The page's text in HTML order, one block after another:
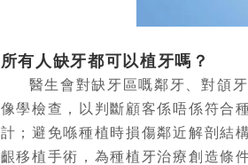
所有人缺牙都可以植牙嗎？
醫生會對缺牙區嘅鄰牙、對頜
像學檢查，以判斷顧客係唔係符合
計；避免喺種植時損傷鄰近解剖結
齦移植手術，為種植牙治療創造條件